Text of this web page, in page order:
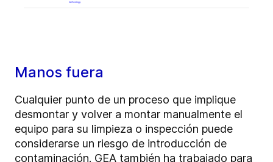
Manos fuera
Cualquier punto de un proceso que implique
desmontar y volver a montar manualmente el
equipo para su limpieza o inspección puede
considerarse un riesgo de introducción de
contaminación. GEA también ha trabajado para